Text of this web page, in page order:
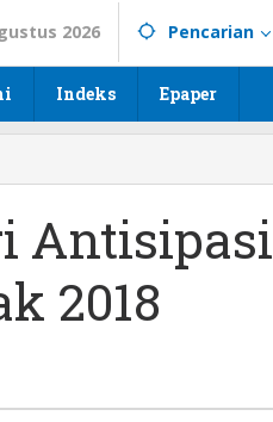
2026 Pencarian
Indeks Epaper
Antisipasi
2018